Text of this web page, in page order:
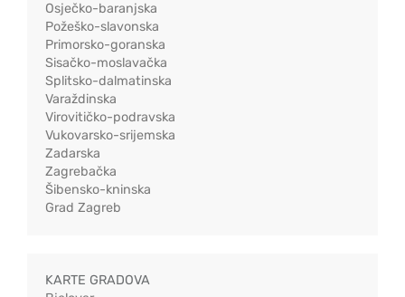
Osječko-baranjska
Požeško-slavonska
Primorsko-goranska
Sisačko-moslavačka
Splitsko-dalmatinska
Varaždinska
Virovitičko-podravska
Vukovarsko-srijemska
Zadarska
Zagrebačka
Šibensko-kninska
Grad Zagreb
KARTE GRADOVA